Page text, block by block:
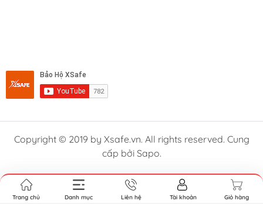
Copyright © 2019 by Xsafe.vn. All rights reserved. Cung
cấp bởi Sapo.
Trang chủ Danh mục Liên hệ Tài khoản Giỏ hàng